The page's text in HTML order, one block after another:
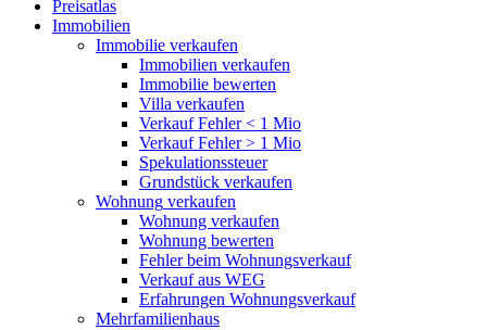
Preisatlas
Immobilien
Immobilie verkaufen
Immobilien verkaufen
Immobilie bewerten
Villa verkaufen
Verkauf Fehler < 1 Mio
Verkauf Fehler > 1 Mio
Spekulationssteuer
Grundstück verkaufen
Wohnung verkaufen
Wohnung verkaufen
Wohnung bewerten
Fehler beim Wohnungsverkauf
Verkauf aus WEG
Erfahrungen Wohnungsverkauf
Mehrfamilienhaus